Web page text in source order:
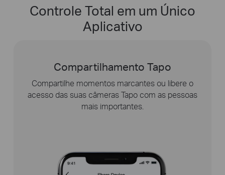
Controle Total em um Único
Aplicativo
Fácil Configuração
Siga as instruções do aplicativo Tapo e escolha o
local e o ângulo de montagem corretos.